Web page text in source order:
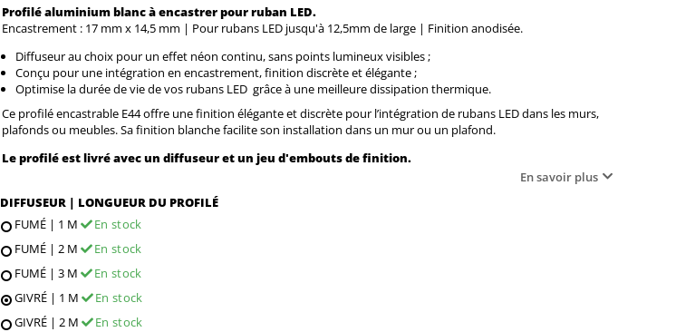
Profilé aluminium blanc à encastrer pour ruban LED.
Encastrement : 17 mm x 14,5 mm | Pour rubans LED jusqu'à 12,5mm de large | Finition anodisée.
Diffuseur au choix pour un effet néon continu, sans points lumineux visibles ;
Conçu pour une intégration en encastrement, finition discrète et élégante ;
Optimise la durée de vie de vos rubans LED grâce à une meilleure dissipation thermique.
Ce profilé encastrable E44 offre une finition élégante et discrète pour l’intégration de rubans LED dans les murs,
plafonds ou meubles. Sa finition blanche facilite son installation dans un mur ou un plafond.
Le profilé est livré avec un diffuseur et un jeu d'embouts de finition.
En savoir plus
DIFFUSEUR | LONGUEUR DU PROFILÉ
FUMÉ | 1 M
En stock
FUMÉ | 2 M
En stock
FUMÉ | 3 M
En stock
GIVRÉ | 1 M
En stock
GIVRÉ | 2 M
En stock